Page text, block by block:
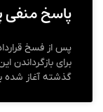
پاسخ منفی
پس از فسخ
برای بازگرداندن
گذشته آغاز شده